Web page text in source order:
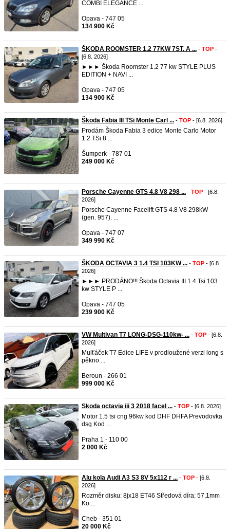
COMBI ELEGANCE ...
Opava - 747 05
134 900 Kč
ŠKODA ROOMSTER 1.2 77KW 7ST. A ... - TOP -
[6.8. 2026]
►►► Škoda Roomster 1.2 77 kw STYLE PLUS
EDITION + NAVI ...
Opava - 747 05
134 900 Kč
Škoda Fabia III TSi Monte Carl ... - TOP - [6.8. 2026]
Prodám Škoda Fabia 3 edice Monte Carlo Motor
1.2 TSi 8 ...
Šumperk - 787 01
249 000 Kč
Porsche Cayenne GTS 4.8 V8 298 ... - TOP - [6.8.
2026]
Porsche Cayenne Facelift GTS 4.8 V8 298kW
(gen. 957). ...
Opava - 747 07
349 990 Kč
ŠKODA OCTAVIA 3 1.4 TSI 103KW ... - TOP - [6.8.
2026]
►►► PRODÁNO!!! Škoda Octavia III 1.4 Tsi 103
kw STYLE P ...
Opava - 747 05
239 900 Kč
VW Multivan T7 LONG-DSG-110kw- ... - TOP - [6.8.
2026]
Mulťáček T7 Edice LIFE v prodloužené verzi long s
pěkno ...
Beroun - 266 01
999 000 Kč
Skoda octavia iii 3 2018 facel ... - TOP - [6.8. 2026]
Motor 1.5 tsi cng 96kw kod DHF DHFA Prevodovka
dsg Kod ...
Praha 1 - 110 00
2 000 Kč
Alu kola Audi A3 S3 8V 5x112 r ... - TOP - [6.8.
2026]
Rozměr disku: 8jx18 ET46 Středová díra: 57,1mm
Ko ...
Cheb - 351 01
20 000 Kč